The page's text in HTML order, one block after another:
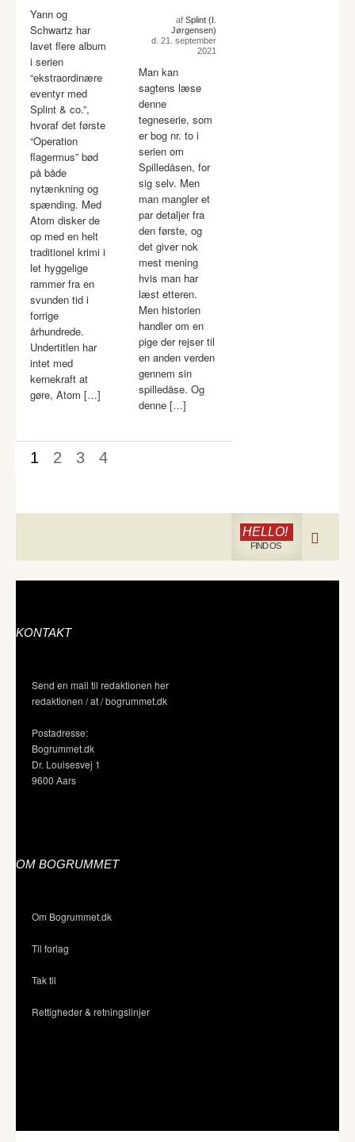
Yann og
Schwartz har
lavet flere album
i serien
“ekstraordinære
eventyr med
Splint & co.”,
hvoraf det første
“Operation
flagermus” bød
på både
nytænkning og
spænding. Med
Atom disker de
op med en helt
traditionel krimi i
let hyggelige
rammer fra en
svunden tid i
forrige
århundrede.
Undertitlen har
intet med
kernekraft at
gøre, Atom […]
af Splint (I.
Jørgensen)
d. 21. september
2021
Man kan
sagtens læse
denne
tegneserie, som
er bog nr. to i
serien om
Spilledåsen, for
sig selv. Men
man mangler et
par detaljer fra
den første, og
det giver nok
mest mening
hvis man har
læst etteren.
Men historien
handler om en
pige der rejser til
en anden verden
gennem sin
spilledåse. Og
denne […]
1 2 3 4
HELLO!
FIND OS
KONTAKT
Send en mail til redaktionen her
redaktionen / at / bogrummet.dk
Postadresse:
Bogrummet.dk
Dr. Louisesvej 1
9600 Aars
OM BOGRUMMET
Om Bogrummet.dk
Til forlag
Tak til
Rettigheder & retningslinjer